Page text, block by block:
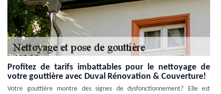
Profitez de tarifs imbattables pour le nettoyage de
votre gouttière avec Duval Rénovation & Couverture!
Votre gouttière montre des signes de dysfonctionnement? Elle est